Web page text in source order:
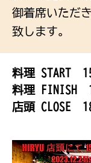
御着席いただ
致します。
料理 START
料理 FINISH
店頭 CLOSE